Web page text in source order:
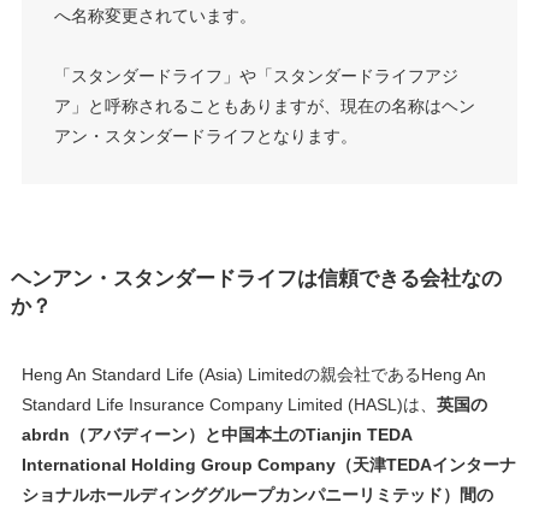
へ名称変更されています。
「スタンダードライフ」や「スタンダードライフアジ
ア」と呼称されることもありますが、現在の名称はヘン
アン・スタンダードライフとなります。
ヘンアン・スタンダードライフは信頼できる会社なの
か？
Heng An Standard Life (Asia) Limitedの親会社であるHeng An
Standard Life Insurance Company Limited (HASL)は、 英国の
abrdn（アバディーン）と中国本土のTianjin TEDA
International Holding Group Company（天津TEDAインターナ
ショナルホールディンググループカンパニーリミテッド）間の